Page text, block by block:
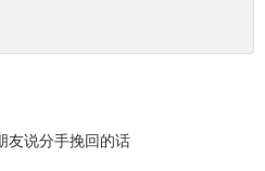
友说分手挽回的话